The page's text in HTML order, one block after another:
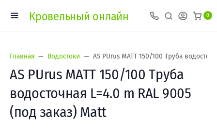
Кровельный онлайн 0
Главная Водостоки AS PUrus MATT 150/100 Труба
AS PUrus MATT 150/100 Труба
водосточная L=4.0 m RAL 9005
(под заказ) Matt